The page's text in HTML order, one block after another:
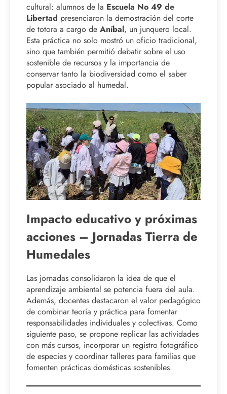
cultural: alumnos de la Escuela No 49 de
Libertad presenciaron la demostración del corte
de totora a cargo de Aníbal, un junquero local.
Esta práctica no solo mostró un oficio tradicional,
sino que también permitió debatir sobre el uso
sostenible de recursos y la importancia de
conservar tanto la biodiversidad como el saber
popular asociado al humedal.
Impacto educativo y próximas
acciones – Jornadas Tierra de
Humedales
Las jornadas consolidaron la idea de que el
aprendizaje ambiental se potencia fuera del aula.
Además, docentes destacaron el valor pedagógico
de combinar teoría y práctica para fomentar
responsabilidades individuales y colectivas. Como
siguiente paso, se propone replicar las actividades
con más cursos, incorporar un registro fotográfico
de especies y coordinar talleres para familias que
fomenten prácticas domésticas sostenibles.